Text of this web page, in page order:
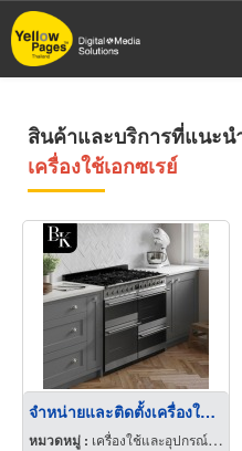
ข้าม
ไป
สินค้าและบริการที่แนะน
เครื่องใช้เอกซเรย์
จำหน่ายและติดตั้งเครื่องใช้ไฟฟ้า บิ้วอินครัว
หมวดหมู่ : เครื่องใช้และอุปกรณ์ในการประกอบอาหารครัว